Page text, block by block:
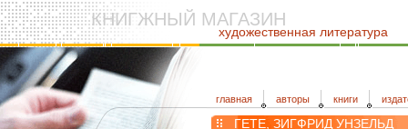
КНИГЖНЫЙ МАГАЗИН
художественная литература
главная авторы книги
ГЕТЕ, ЗИГФРИД УНЗЕЛЬД